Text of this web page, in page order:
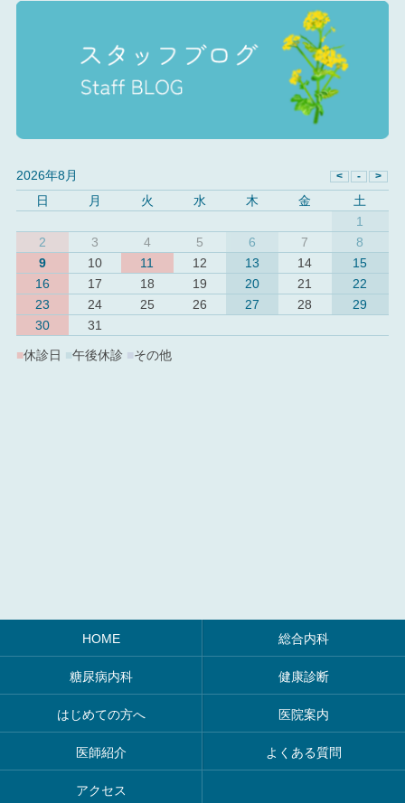
2026年8月
日
月 火 水 木 金
土
1
2
3 4 5 6 7
8
9
10 11 12 13 14
15
16
17 18 19 20 21
22
23
24 25 26 27 28
29
30
31
■休診日 ■午後休診 その他
HOME 総合内科
糖尿病内科 健康診断
はじめての方へ 医院案内
医師紹介 よくある質問
アクセス